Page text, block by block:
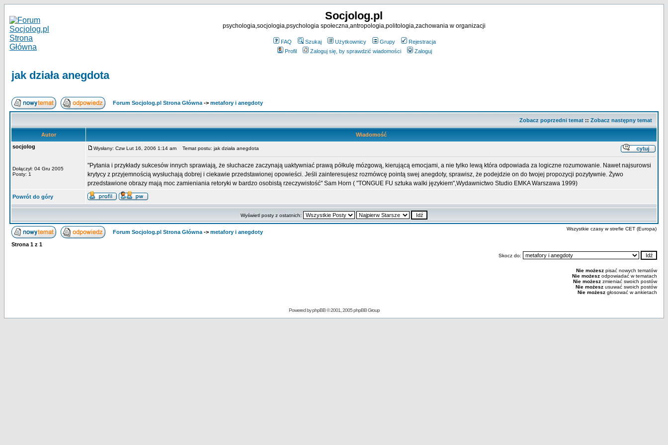
Socjolog.pl
psychologia,socjologia,psychologia społeczna,antropologia,politologia,zachowania w organizacji
FAQ Szukaj Użytkownicy Grupy
Rejestracja
Profil
Zaloguj się, by sprawdzić wiadomości Zaloguj
jak działa anegdota
Forum Socjolog.pl Strona Główna -> metafory i anegdoty
Zobacz poprzedni temat :: Zobacz następny temat
Autor
Wiadomość
socjolog
Dołączył: 04 Gru 2005
Posty: 1
Wysłany: Czw Lut 16, 2006 1:14 am Temat postu: jak działa anegdota
"Pytania i przykłady sukcesów innych sprawiają, że słuchacze zaczynają uaktywniać prawą półkulę mózgową, kierującą emocjami, a nie tylko lewą która odpowiada za logiczne rozumowanie. Nawet najsurowsi
krytycy z przyjemnością wysłuchają dobrej i ciekawie przedstawionej opowieści. Jeśli zainteresujesz rozmówcę pointą swej anegdoty, sprawisz, że podejdzie on do twojej propozycji pozytywnie. Żywo
przedstawione obrazy mają moc zamieniania retoryki w bardzo osobistą rzeczywistość" Sam Horn ( "TONGUE FU sztuka walki językiem",Wydawnictwo Studio EMKA Warszawa 1999)
Powrót do góry
Wyświetl posty z ostatnich:
Forum Socjolog.pl Strona Główna -> metafory i anegdoty
Wszystkie czasy w strefie CET (Europa)
Strona 1 z 1
Skocz do:
Nie możesz pisać nowych tematów
Nie możesz odpowiadać w tematach
Nie możesz zmieniać swoich postów
Nie możesz usuwać swoich postów
Nie możesz głosować w ankietach
Powered byphpBB© 2001, 2005 phpBB Group